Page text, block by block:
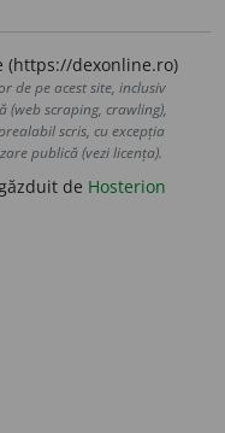
(https://dexonline.ro)
de pe acest site, inclusiv
(web scraping, crawling),
scris, cu excepția
publică (vezi licența).
de Hosterion